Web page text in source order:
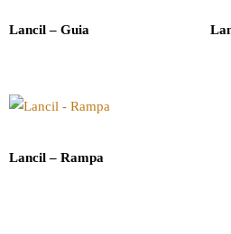
Lancil – Guia
Lancil – Rampa